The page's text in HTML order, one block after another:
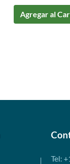
Agregar al
Tel: